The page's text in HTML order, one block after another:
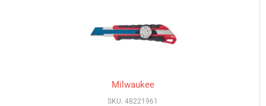
Milwaukee
SKU: 48221961